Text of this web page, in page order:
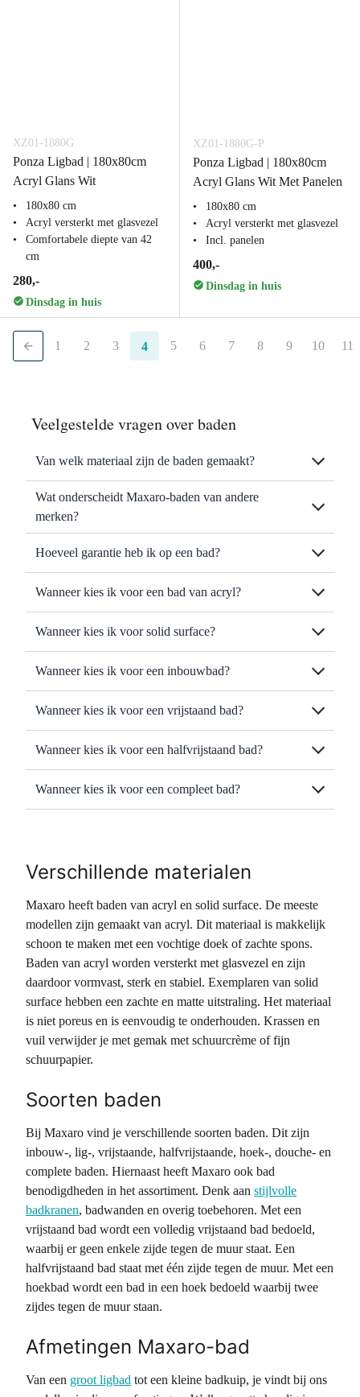
XZ01-1880G
Ponza Ligbad | 180x80cm
Acryl Glans Wit
180x80 cm
Acryl versterkt met glasvezel
Comfortabele diepte van 42
cm
280,-
Dinsdag in huis
XZ01-1880G-P
Ponza Ligbad | 180x80cm
Acryl Glans Wit Met Panelen
180x80 cm
Acryl versterkt met glasvezel
Incl. panelen
400,-
Dinsdag in huis
1 2 3 4 5 6 7 8 9 10 11
Veelgestelde vragen over baden
Van welk materiaal zijn de baden gemaakt?
Wat onderscheidt Maxaro-baden van andere
merken?
Hoeveel garantie heb ik op een bad?
Wanneer kies ik voor een bad van acryl?
Wanneer kies ik voor solid surface?
Wanneer kies ik voor een inbouwbad?
Wanneer kies ik voor een vrijstaand bad?
Wanneer kies ik voor een halfvrijstaand bad?
Wanneer kies ik voor een compleet bad?
Verschillende materialen
Maxaro heeft baden van acryl en solid surface. De meeste
modellen zijn gemaakt van acryl. Dit materiaal is makkelijk
schoon te maken met een vochtige doek of zachte spons.
Baden van acryl worden versterkt met glasvezel en zijn
daardoor vormvast, sterk en stabiel. Exemplaren van solid
surface hebben een zachte en matte uitstraling. Het materiaal
is niet poreus en is eenvoudig te onderhouden. Krassen en
vuil verwijder je met gemak met schuurcrème of fijn
schuurpapier.
Soorten baden
Bij Maxaro vind je verschillende soorten baden. Dit zijn
inbouw-, lig-, vrijstaande, halfvrijstaande, hoek-, douche- en
complete baden. Hiernaast heeft Maxaro ook bad
benodigdheden in het assortiment. Denk aan stijlvolle
badkranen, badwanden en overig toebehoren. Met een
vrijstaand bad wordt een volledig vrijstaand bad bedoeld,
waarbij er geen enkele zijde tegen de muur staat. Een
halfvrijstaand bad staat met één zijde tegen de muur. Met een
hoekbad wordt een bad in een hoek bedoeld waarbij twee
zijdes tegen de muur staan.
Afmetingen Maxaro-bad
Van een groot ligbad tot een kleine badkuip, je vindt bij ons